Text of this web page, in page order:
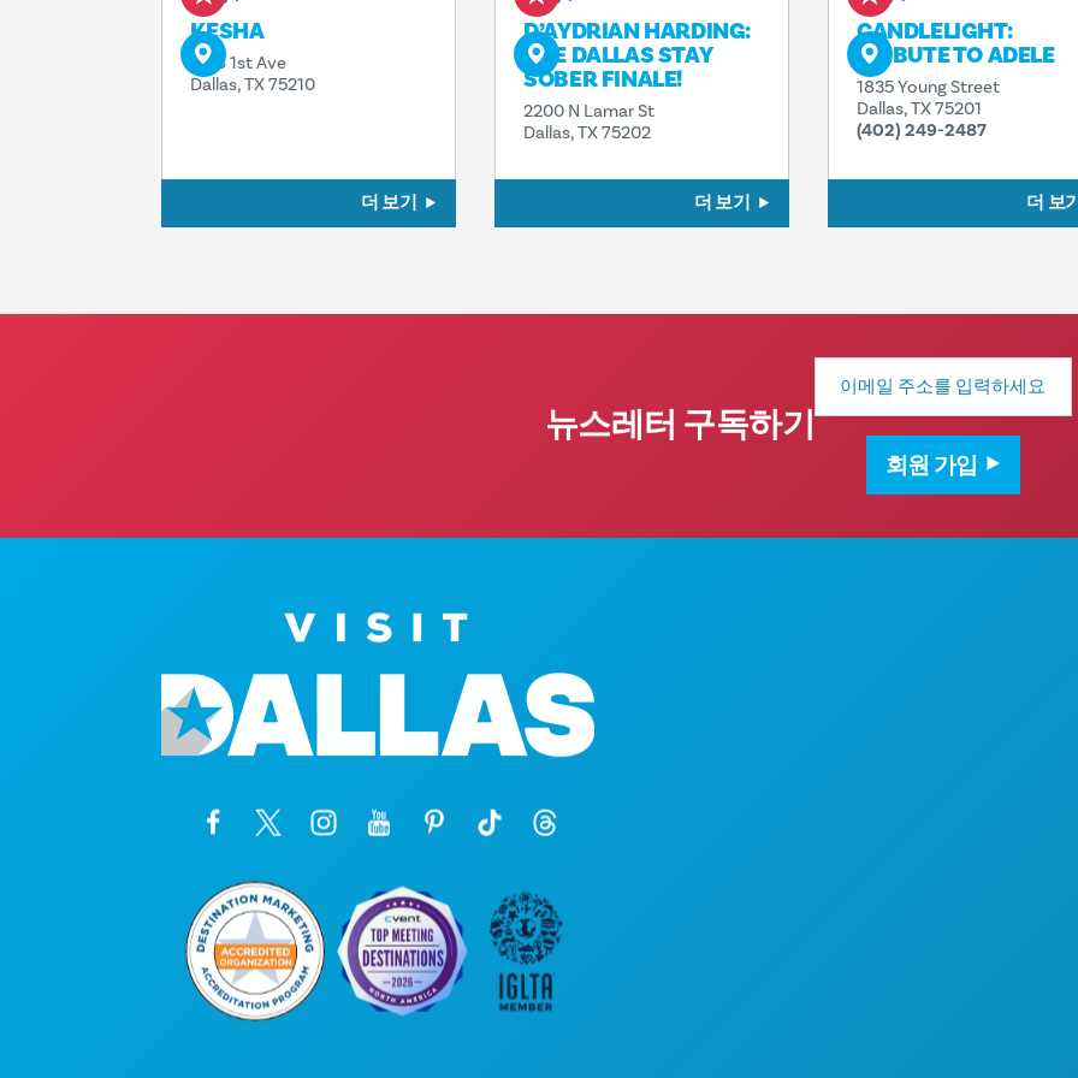
KESHA
1818 1st Ave
Dallas, TX 75210
더 보기
D’AYDRIAN HARDING:
THE DALLAS STAY
SOBER FINALE!
2200 N Lamar St
Dallas, TX 75202
더 보기
CANDLELIGHT:
TRIBUTE TO ADELE
1835 Young Street
Dallas, TX 75201
(402) 249-2487
더 보
뉴스레터 구독하기
이
주
회원 가입